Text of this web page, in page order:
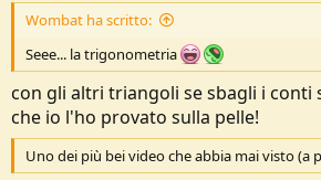
(diamantata
) sopra
Wombat ha scritto:
Seee... la trigonometria
con gli altri triangoli se sbagli i conti
che io l'ho provato sulla pelle!
Uno dei più bei video che abbia mai visto (a